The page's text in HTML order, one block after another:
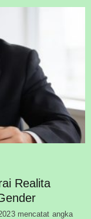
Realita
mencatat angka